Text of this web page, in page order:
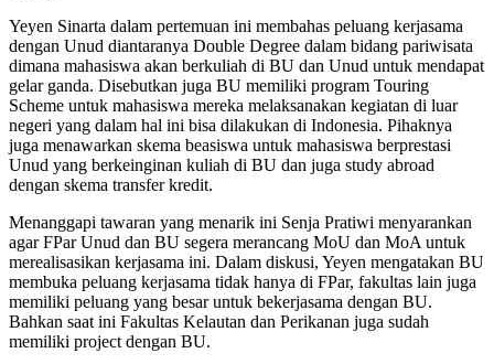
Yeyen Sinarta dalam pertemuan ini membahas peluang kerjasama
dengan Unud diantaranya Double Degree dalam bidang pariwisata
dimana mahasiswa akan berkuliah di BU dan Unud untuk mendapat
gelar ganda. Disebutkan juga BU memiliki program Touring
Scheme untuk mahasiswa mereka melaksanakan kegiatan di luar
negeri yang dalam hal ini bisa dilakukan di Indonesia. Pihaknya
juga menawarkan skema beasiswa untuk mahasiswa berprestasi
Unud yang berkeinginan kuliah di BU dan juga study abroad
dengan skema transfer kredit.
Menanggapi tawaran yang menarik ini Senja Pratiwi menyarankan
agar FPar Unud dan BU segera merancang MoU dan MoA untuk
merealisasikan kerjasama ini. Dalam diskusi, Yeyen mengatakan BU
membuka peluang kerjasama tidak hanya di FPar, fakultas lain juga
memiliki peluang yang besar untuk bekerjasama dengan BU.
Bahkan saat ini Fakultas Kelautan dan Perikanan juga sudah
memiliki project dengan BU.